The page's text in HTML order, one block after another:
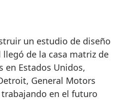
un estudio de diseño
de la casa matriz de
en Estados Unidos,
General Motors
en el futuro